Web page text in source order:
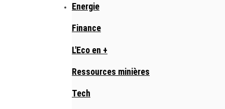
Energie
Finance
L'Eco en +
Ressources minières
Tech